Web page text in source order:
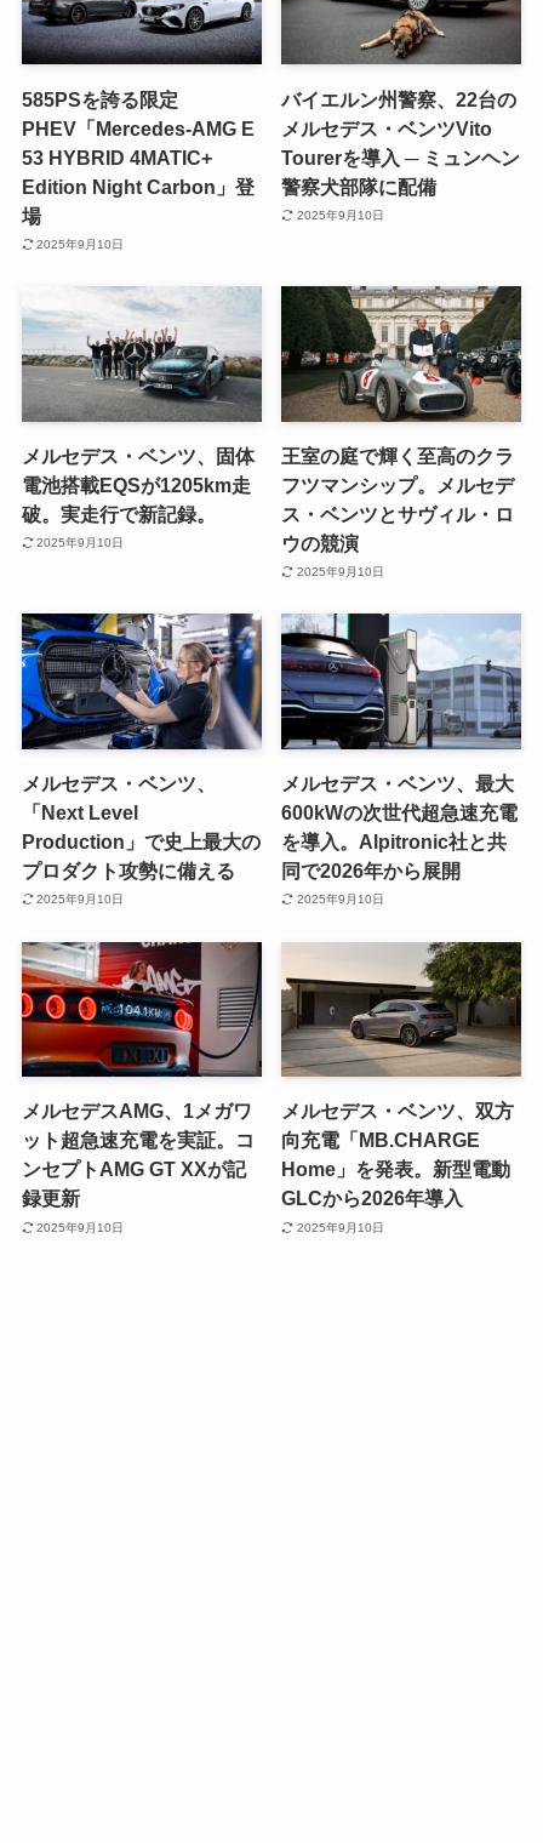
585PSを誇る限定
PHEV「Mercedes-AMG E
53 HYBRID 4MATIC+
Edition Night Carbon」登
場
2025年9月10日
バイエルン州警察、22台の
メルセデス・ベンツVito
Tourerを導入 ─ ミュンヘン
警察犬部隊に配備
2025年9月10日
メルセデス・ベンツ、固体
電池搭載EQSが1205km走
破。実走行で新記録。
2025年9月10日
王室の庭で輝く至高のクラ
フツマンシップ。メルセデ
ス・ベンツとサヴィル・ロ
ウの競演
2025年9月10日
メルセデス・ベンツ、
「Next Level
Production」で史上最大の
プロダクト攻勢に備える
2025年9月10日
メルセデス・ベンツ、最大
600kWの次世代超急速充電
を導入。Alpitronic社と共
同で2026年から展開
2025年9月10日
メルセデスAMG、1メガワ
ット超急速充電を実証。コ
ンセプトAMG GT XXが記
録更新
2025年9月10日
メルセデス・ベンツ、双方
向充電「MB.CHARGE
Home」を発表。新型電動
GLCから2026年導入
2025年9月10日